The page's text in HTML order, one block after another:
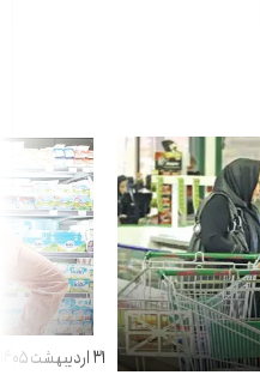
۳۱ اردیبهشت ۱۴۰۵